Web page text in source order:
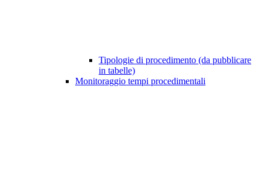
Tipologie di procedimento (da pubblicare
in tabelle)
Monitoraggio tempi procedimentali